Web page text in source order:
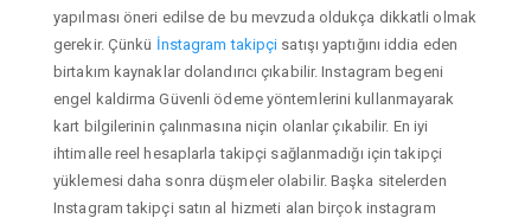
yapılması öneri edilse de bu mevzuda oldukça dikkatli olmak
gerekir. Çünkü İnstagram takipçi satışı yaptığını iddia eden
birtakım kaynaklar dolandırıcı çıkabilir. Instagram begeni
engel kaldirma Güvenli ödeme yöntemlerini kullanmayarak
kart bilgilerinin çalınmasına niçin olanlar çıkabilir. En iyi
ihtimalle reel hesaplarla takipçi sağlanmadığı için takipçi
yüklemesi daha sonra düşmeler olabilir. Başka sitelerden
Instagram takipçi satın al hizmeti alan birçok instagram